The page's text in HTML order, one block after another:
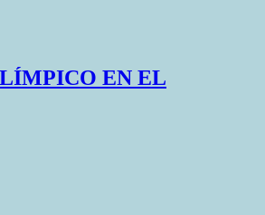
EN EL